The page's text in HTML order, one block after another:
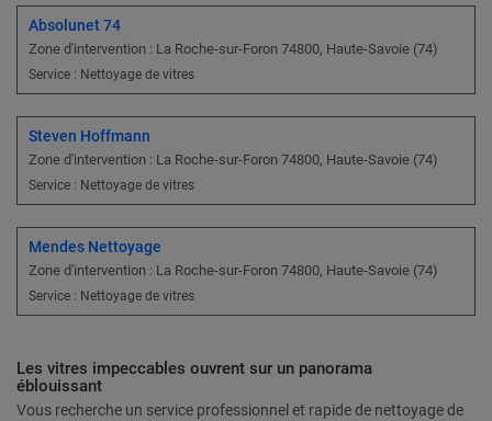
Absolunet 74
Zone d'intervention : La Roche-sur-Foron 74800, Haute-Savoie (74)
Service : Nettoyage de vitres
Steven Hoffmann
Zone d'intervention : La Roche-sur-Foron 74800, Haute-Savoie (74)
Service : Nettoyage de vitres
Mendes Nettoyage
Zone d'intervention : La Roche-sur-Foron 74800, Haute-Savoie (74)
Service : Nettoyage de vitres
Les vitres impeccables ouvrent sur un panorama
éblouissant
Vous recherche un service professionnel et rapide de nettoyage de